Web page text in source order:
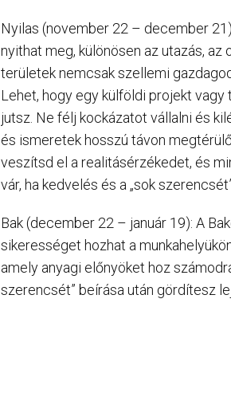
Nyilas (november 22 – december
nyithat meg, különösen az utazás,
területek nemcsak szellemi
Lehet, hogy egy külföldi projekt
jutsz. Ne félj kockázatot vállalni és
és ismeretek hosszú távon
veszítsd el a realitásérzékedet, és
vár, ha kedvelés és a „sok
Bak (december 22 – január 19): A
sikerességet hozhat a
amely anyagi előnyöket hoz
szerencsét” beírása után gördítesz